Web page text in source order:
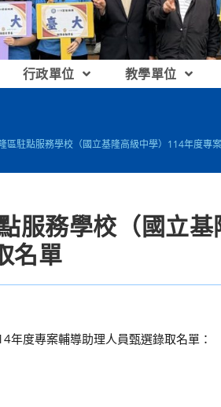
行政單位 教學單位
區駐點服務學校（國立基隆高級中學）114年度專
務學校（國立基
名單
年度專案輔導助理人員甄選錄取名單：